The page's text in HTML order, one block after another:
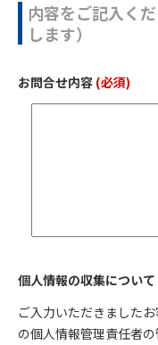
内容をご記入く
します）
お問合せ内容 (必須)
個人情報の収集について
ご入力いただきました
の個人情報管理責任者